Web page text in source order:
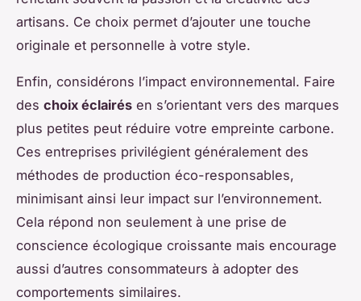
artisans. Ce choix permet d’ajouter une touche
originale et personnelle à votre style.
Enfin, considérons l’impact environnemental. Faire
des choix éclairés en s’orientant vers des marques
plus petites peut réduire votre empreinte carbone.
Ces entreprises privilégient généralement des
méthodes de production éco-responsables,
minimisant ainsi leur impact sur l’environnement.
Cela répond non seulement à une prise de
conscience écologique croissante mais encourage
aussi d’autres consommateurs à adopter des
comportements similaires.